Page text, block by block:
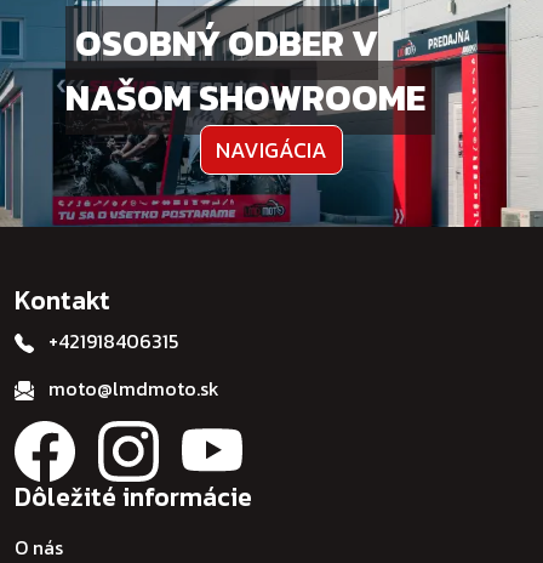
OSOBNÝ ODBER V
NAŠOM SHOWROOME
NAVIGÁCIA
Kontakt
+421918406315
moto@lmdmoto.sk
Dôležité informácie
O nás